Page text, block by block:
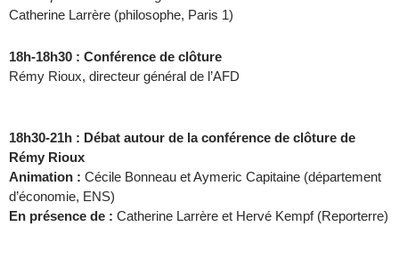
Catherine Larrère (philosophe, Paris 1)
18h-18h30 : Conférence de clôture
Rémy Rioux, directeur général de l’AFD
18h30-21h : Débat autour de la conférence de clôture de
Rémy Rioux
Animation : Cécile Bonneau et Aymeric Capitaine (département
d’économie, ENS)
En présence de : Catherine Larrère et Hervé Kempf (Reporterre)